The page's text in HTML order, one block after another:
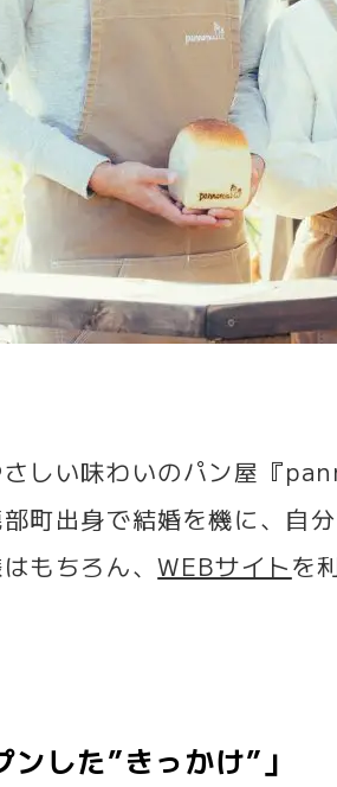
しい味わいのパン屋『
町出身で結婚を機に、自
もちろん、WEBサイトを
した”きっかけ”」